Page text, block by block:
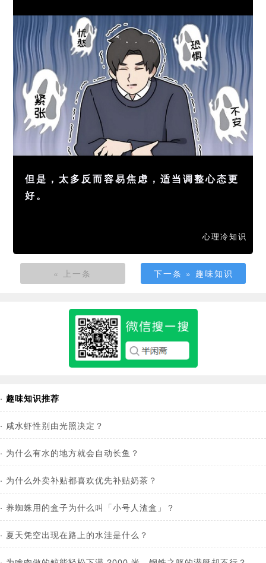
但是，太多反而容易焦虑，适当调整心态更
好。
心理冷知识
« 上一条 下一条 » 趣味知识
· 趣味知识推荐
· 咸水虾性别由光照决定？
· 为什么有水的地方就会自动长鱼？
· 为什么外卖补贴都喜欢优先补贴奶茶？
· 养蜘蛛用的盒子为什么叫「小号人渣盒」？
· 夏天凭空出现在路上的水洼是什么？